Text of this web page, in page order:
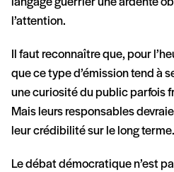
l’attention.
Il faut reconnaître que, pour
que ce type d’émission tend à
une curiosité du public parfois
Mais leurs responsables
leur crédibilité sur le long terme.
Le débat démocratique n’est